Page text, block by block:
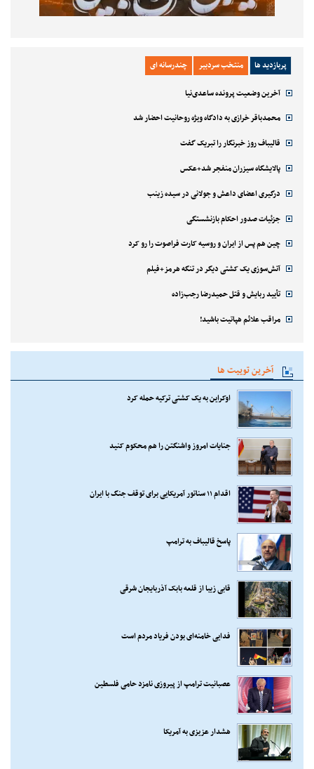
پربازدید ها منتخب سردبیر چندرسانه ای
آخرین وضعیت پرونده ساعدی‌نیا
محمدباقر خرازی به دادگاه ویژه روحانیت احضار شد
قالیباف روز خبرنگار را تبریک گفت
پالایشگاه سیزران منفجر شد+عکس
درگیری اعضای داعش و جولانی در سیده زینب
جزئیات صدور احکام بازنشستگی
چین هم پس از ایران و روسیه کارت فراصوت را رو کرد
آتش‌سوزی یک کشتی دیگر در تنگه هرمز+فیلم
تأیید ربایش و قتل حمیدرضا رجب‌زاده
مراقب علائم هپاتیت باشید!
آخرین توییت ها
اوکراین به یک کشتی ترکیه حمله کرد
جنایات امروز واشنگتن را هم محکوم کنید
اقدام ۱۱ سناتور آمریکایی برای توقف جنگ با ایران
پاسخ قالیباف به ترامپ
قابی زیبا از قلعه بابک آذربایجان شرقی
فدایی خامنه‌ای بودن فریاد مردم است
عصبانیت ترامپ از پیروزی نامزد حامی فلسطین
هشدار عزیزی به آمریکا